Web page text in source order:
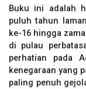
Buku ini adalah
puluh tahun
ke-16 hingga
di pulau
perhatian pada
kenegaraan yang
paling penuh